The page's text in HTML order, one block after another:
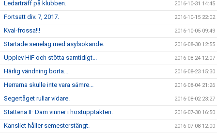
Ledarträff på klubben. 2016-10-31 14:45
Fortsatt div. 7, 2017. 2016-10-15 22:02
Kval-frossa!!! 2016-10-05 09:49
Startade serielag med asylsökande. 2016-08-30 12:55
Upplev HIF och stötta samtidigt... 2016-08-24 12:07
Härlig vändning borta... 2016-08-23 15:30
Herrarna skulle inte vara sämre... 2016-08-04 21:26
Segertåget rullar vidare. 2016-08-02 23:27
Stattena IF Dam vinner i höstupptakten. 2016-07-30 16:50
Kansliet håller semesterstängt. 2016-07-08 12:00